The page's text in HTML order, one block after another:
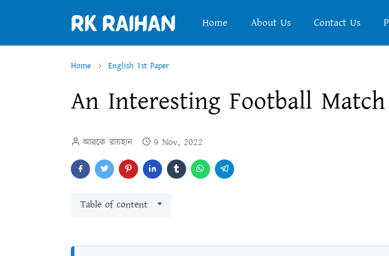
Home About Us Contact Us
Home English 1st Paper
An Interesting Football Match
আরকে রায়হান 9 Nov, 2022
Table of content